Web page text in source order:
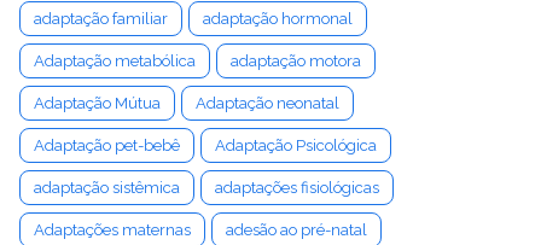
adaptação familiar adaptação hormonal
Adaptação metabólica adaptação motora
Adaptação Mútua Adaptação neonatal
Adaptação pet-bebê Adaptação Psicológica
adaptação sistêmica adaptações fisiológicas
Adaptações maternas adesão ao pré-natal